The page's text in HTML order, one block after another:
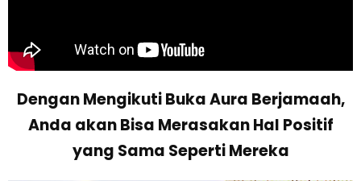
Dengan Mengikuti Buka Aura Berjamaah,
Anda akan Bisa Merasakan Hal Positif
yang Sama Seperti Mereka